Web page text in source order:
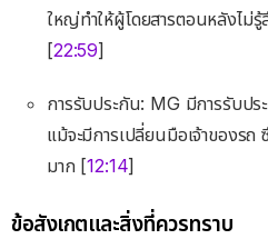
ใหญ่ทำให้ผู้โดยสารตอนหลังไม่
[22:59]
การรับประกัน: MG มีการรับ
แม้จะมีการเปลี่ยนมือเจ้าของรถ
มาก [12:14]
ข้อสังเกตและสิ่งที่ควรทราบ